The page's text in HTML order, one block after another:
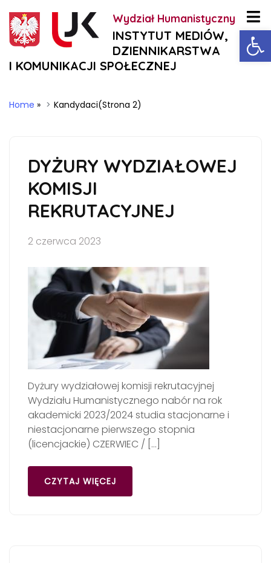
Wydział Humanistyczny
INSTYTUT MEDIÓW,
DZIENNIKARSTWA
I KOMUNIKACJI SPOŁECZNEJ
Home » Kandydaci(Strona 2)
DYŻURY WYDZIAŁOWEJ
KOMISJI
REKRUTACYJNEJ
2 czerwca 2023
Dyżury wydziałowej komisji rekrutacyjnej
Wydziału Humanistycznego nabór na rok
akademicki 2023/2024 studia stacjonarne i
niestacjonarne pierwszego stopnia
(licencjackie) CZERWIEC / […]
CZYTAJ WIĘCEJ